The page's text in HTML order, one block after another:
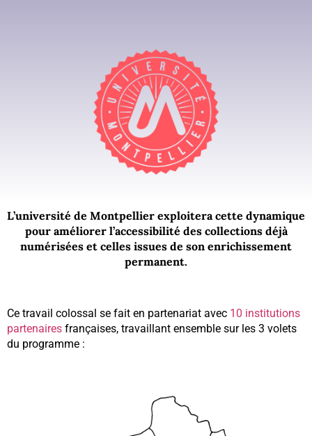
L’université de Montpellier exploitera cette dynamique
pour améliorer l’accessibilité des collections déjà
numérisées et celles issues de son enrichissement
permanent.
Ce travail colossal se fait en partenariat avec 10 institutions
partenaires françaises, travaillant ensemble sur les 3 volets
du programme :